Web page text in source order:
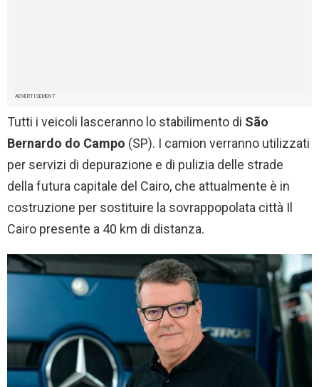
ADVERTISEMENT
Tutti i veicoli lasceranno lo stabilimento di São
Bernardo do Campo (SP). I camion verranno utilizzati
per servizi di depurazione e di pulizia delle strade
della futura capitale del Cairo, che attualmente è in
costruzione per sostituire la sovrappopolata città Il
Cairo presente a 40 km di distanza.